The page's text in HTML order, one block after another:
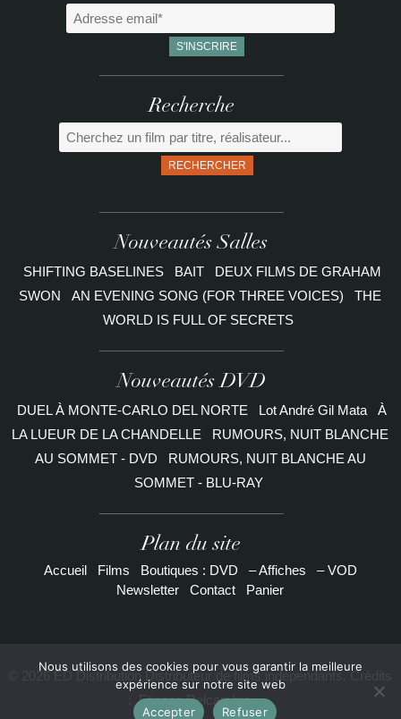
Recherche
RECHERCHER
Nouveautés Salles
SHIFTING BASELINES BAIT
DEUX FILMS DE GRAHAM
SWON
AN EVENING SONG (FOR THREE VOICES)
THE
WORLD IS FULL OF SECRETS
Nouveautés DVD
DUEL À MONTE-CARLO DEL NORTE Lot André Gil Mata
À
LA LUEUR DE LA CHANDELLE
RUMOURS, NUIT BLANCHE
AU SOMMET - DVD
RUMOURS, NUIT BLANCHE AU
SOMMET - BLU-RAY
Plan du site
Accueil Films Boutiques : DVD – Affiches
– VOD
Newsletter
Contact Panier
© 2026 ED Distribution Distributeur de films indépendants. Crédits
Etienne Delcambre
Nous utilisons des cookies pour vous garantir la meilleure
expérience sur notre site web
Accepter
Refuser